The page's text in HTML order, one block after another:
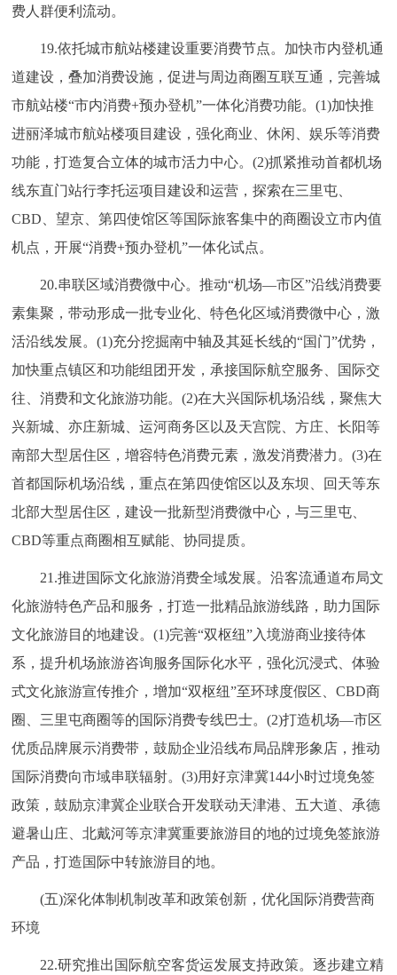
费人群便利流动。
19.依托城市航站楼建设重要消费节点。加快市内登机通
道建设，叠加消费设施，促进与周边商圈互联互通，完善城
市航站楼“市内消费+预办登机”一体化消费功能。(1)加快推
进丽泽城市航站楼项目建设，强化商业、休闲、娱乐等消费
功能，打造复合立体的城市活力中心。(2)抓紧推动首都机场
线东直门站行李托运项目建设和运营，探索在三里屯、
CBD、望京、第四使馆区等国际旅客集中的商圈设立市内值
机点，开展“消费+预办登机”一体化试点。
20.串联区域消费微中心。推动“机场—市区”沿线消费要
素集聚，带动形成一批专业化、特色化区域消费微中心，激
活沿线发展。(1)充分挖掘南中轴及其延长线的“国门”优势，
加快重点镇区和功能组团开发，承接国际航空服务、国际交
往、消费和文化旅游功能。(2)在大兴国际机场沿线，聚焦大
兴新城、亦庄新城、运河商务区以及天宫院、方庄、长阳等
南部大型居住区，增容特色消费元素，激发消费潜力。(3)在
首都国际机场沿线，重点在第四使馆区以及东坝、回天等东
北部大型居住区，建设一批新型消费微中心，与三里屯、
CBD等重点商圈相互赋能、协同提质。
21.推进国际文化旅游消费全域发展。沿客流通道布局文
化旅游特色产品和服务，打造一批精品旅游线路，助力国际
文化旅游目的地建设。(1)完善“双枢纽”入境游商业接待体
系，提升机场旅游咨询服务国际化水平，强化沉浸式、体验
式文化旅游宣传推介，增加“双枢纽”至环球度假区、CBD商
圈、三里屯商圈等的国际消费专线巴士。(2)打造机场—市区
优质品牌展示消费带，鼓励企业沿线布局品牌形象店，推动
国际消费向市域串联辐射。(3)用好京津冀144小时过境免签
政策，鼓励京津冀企业联合开发联动天津港、五大道、承德
避暑山庄、北戴河等京津冀重要旅游目的地的过境免签旅游
产品，打造国际中转旅游目的地。
(五)深化体制机制改革和政策创新，优化国际消费营商
环境
22.研究推出国际航空客货运发展支持政策。逐步建立精